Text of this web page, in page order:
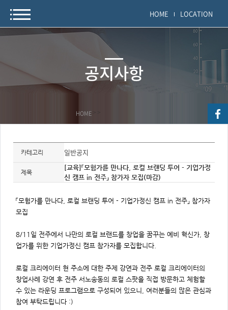
HOME LOCATION
공지사항
HOME > >
자
개
내
용,
키
주
제,
유
형,
작
권
자/
작
성
자,
년
카테고리 일반공지
제목
[교육]「모험가를 만나다, 로컬 브랜딩 투어 - 기업가정
신 캠프 in 전주」 참가자 모집(마감)
「모험가를 만나다, 로컬 브랜딩 투어 - 기업가정신 캠프 in 전주」 참가자
모집
8/11일 전주에서 나만의 로컬 브랜드를 창업을 꿈꾸는 예비 혁신가, 창
업가를 위한 기업가정신 캠프 참가자를 모집합니다.
로컬 크리에이터 현 주소에 대한 주제 강연과 전주 로컬 크리에이터의
창업사례 강연 후 전주 서노송동의 로컬 스팟을 직접 방문하고 체험할
수 있는 라운딩 프로그램으로 구성되어 있으니, 여러분들의 많은 관심과
참여 부탁드립니다 :)